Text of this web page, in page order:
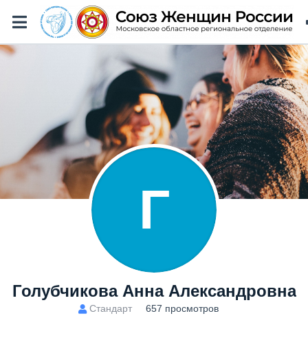
Г
Голубчикова Анна Александровна
Стандарт 657 просмотров